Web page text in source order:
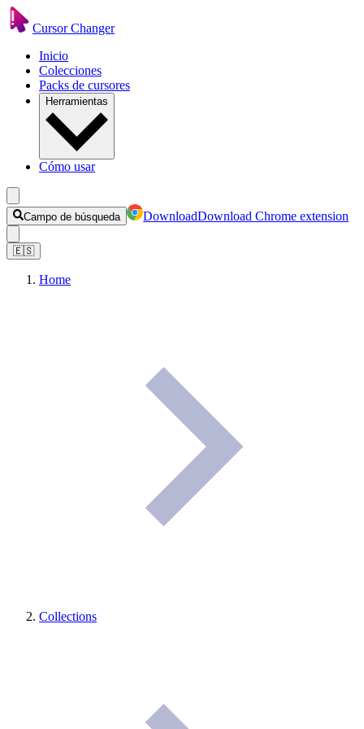
Cursor Changer
Inicio
Colecciones
Packs de cursores
Herramientas
Cómo usar
Campo de búsqueda DownloadDownload Chrome extension
🇪🇸
Home
Collections